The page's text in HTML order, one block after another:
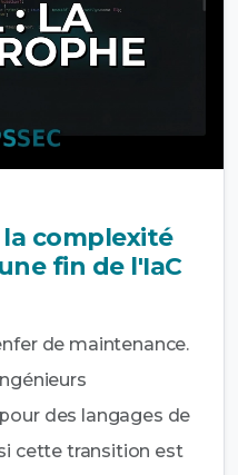
complexité
fin de l'IaC
de maintenance.
des langages de
cette transition est